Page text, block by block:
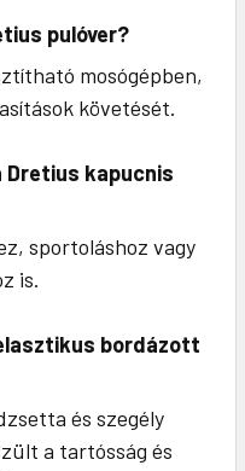
pulóver?
mosógépben,
követését.
Dretius kapucnis
sportoláshoz vagy
is.
bordázott
és szegély
a tartósság és